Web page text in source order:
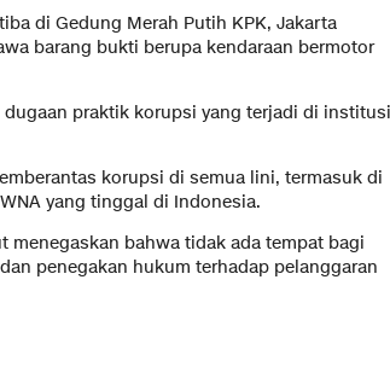
di Gedung Merah Putih KPK, Jakarta
barang bukti berupa kendaraan bermotor
praktik korupsi yang terjadi di institusi
korupsi di semua lini, termasuk di
yang tinggal di Indonesia.
menegaskan bahwa tidak ada tempat bagi
penegakan hukum terhadap pelanggaran